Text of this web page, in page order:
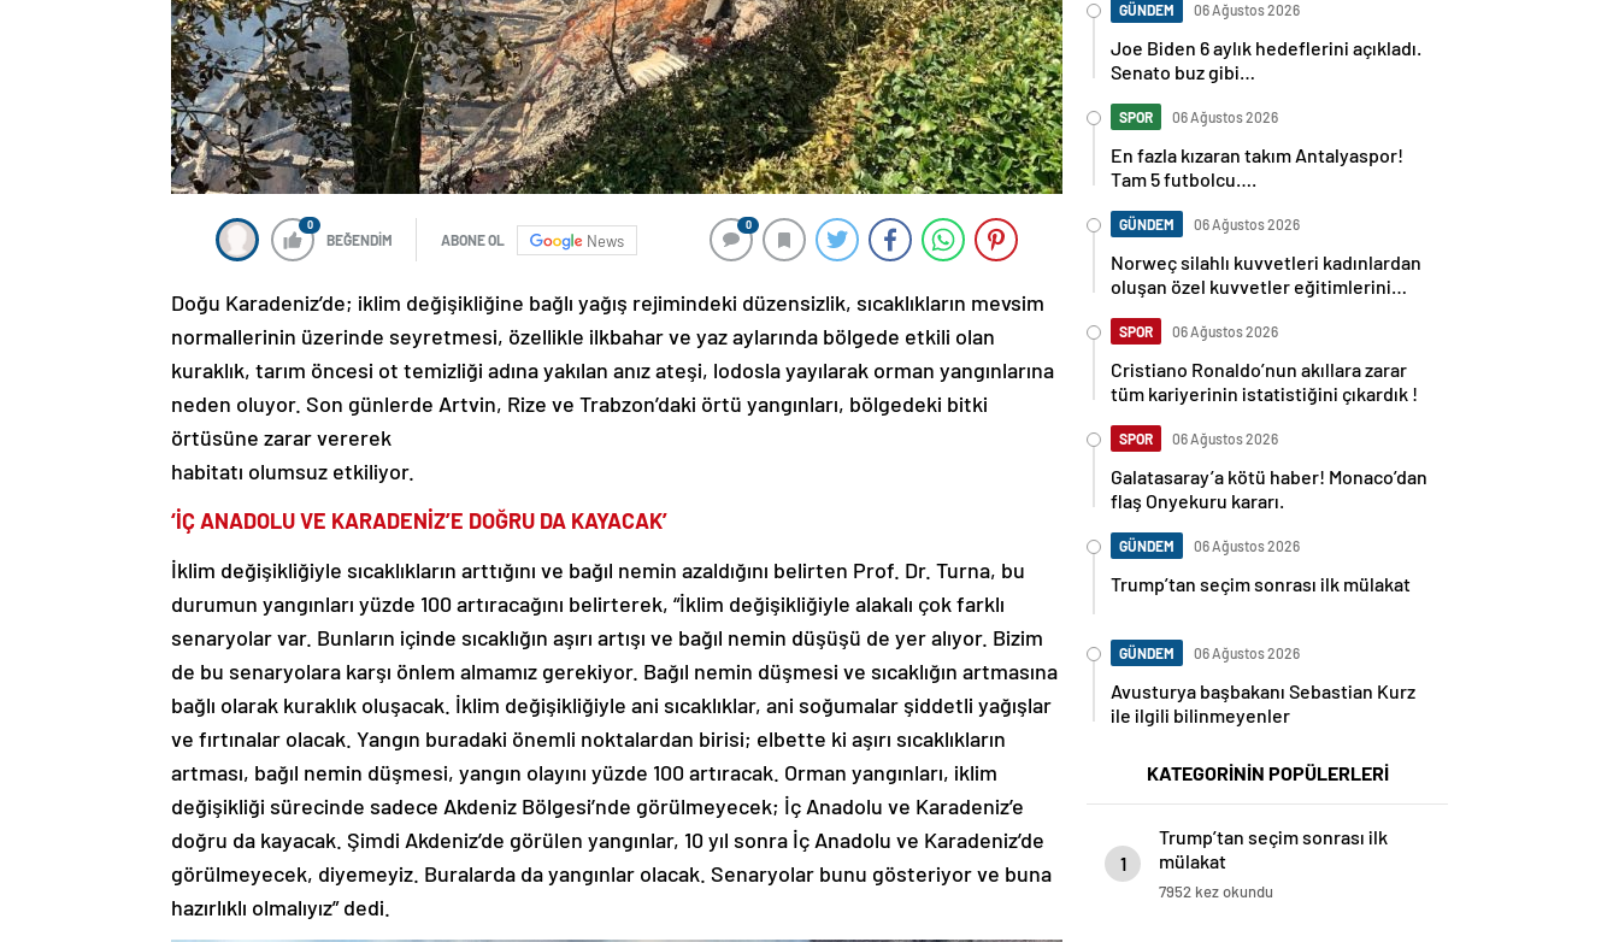
0
BEĞENDİM ABONE OL News
0
Doğu Karadeniz’de; iklim değişikliğine bağlı yağış rejimindeki düzensizlik, sıcaklıkların mevsim
normallerinin üzerinde seyretmesi, özellikle ilkbahar ve yaz aylarında bölgede etkili olan
kuraklık, tarım öncesi ot temizliği adına yakılan anız ateşi, lodosla yayılarak orman yangınlarına
neden oluyor. Son günlerde Artvin, Rize ve Trabzon’daki örtü yangınları, bölgedeki bitki
örtüsüne zarar vererek
habitatı olumsuz etkiliyor.
‘İÇ ANADOLU VE KARADENİZ’E DOĞRU DA KAYACAK’
İklim değişikliğiyle sıcaklıkların arttığını ve bağıl nemin azaldığını belirten Prof. Dr. Turna, bu
durumun yangınları yüzde 100 artıracağını belirterek, “İklim değişikliğiyle alakalı çok farklı
senaryolar var. Bunların içinde sıcaklığın aşırı artışı ve bağıl nemin düşüşü de yer alıyor. Bizim
de bu senaryolara karşı önlem almamız gerekiyor. Bağıl nemin düşmesi ve sıcaklığın artmasına
bağlı olarak kuraklık oluşacak. İklim değişikliğiyle ani sıcaklıklar, ani soğumalar şiddetli yağışlar
ve fırtınalar olacak. Yangın buradaki önemli noktalardan birisi; elbette ki aşırı sıcaklıkların
artması, bağıl nemin düşmesi, yangın olayını yüzde 100 artıracak. Orman yangınları, iklim
değişikliği sürecinde sadece Akdeniz Bölgesi’nde görülmeyecek; İç Anadolu ve Karadeniz’e
doğru da kayacak. Şimdi Akdeniz’de görülen yangınlar, 10 yıl sonra İç Anadolu ve Karadeniz’de
görülmeyecek, diyemeyiz. Buralarda da yangınlar olacak. Senaryolar bunu gösteriyor ve buna
hazırlıklı olmalıyız” dedi.
GÜNDEM 06 Ağustos 2026
Joe Biden 6 aylık hedeflerini açıkladı.
Senato buz gibi…
SPOR 06 Ağustos 2026
En fazla kızaran takım Antalyaspor!
Tam 5 futbolcu….
GÜNDEM 06 Ağustos 2026
Norweç silahlı kuvvetleri kadınlardan
oluşan özel kuvvetler eğitimlerini
SPOR 06 Ağustos 2026
Cristiano Ronaldo’nun akıllara zarar
tüm kariyerinin istatistiğini çıkardık !
SPOR 06 Ağustos 2026
Galatasaray’a kötü haber! Monaco’dan
flaş Onyekuru kararı.
GÜNDEM 06 Ağustos 2026
Trump’tan seçim sonrası ilk mülakat
GÜNDEM 06 Ağustos 2026
Avusturya başbakanı Sebastian Kurz
ile ilgili bilinmeyenler
KATEGORİNİN POPÜLERLERİ
1
Trump’tan seçim sonrası ilk
mülakat
7952 kez okundu